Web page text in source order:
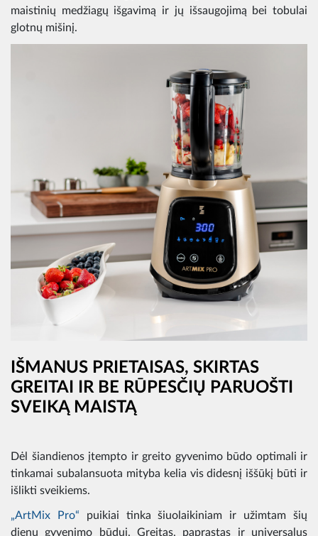
maistinių medžiagų išgavimą ir jų išsaugojimą bei tobulai
glotnų mišinį.
IŠMANUS PRIETAISAS, SKIRTAS
GREITAI IR BE RŪPESČIŲ PARUOŠTI
SVEIKĄ MAISTĄ
Dėl šiandienos įtempto ir greito gyvenimo būdo optimali ir
tinkamai subalansuota mityba kelia vis didesnį iššūkį būti ir
išlikti sveikiems.
„ArtMix Pro“ puikiai tinka šiuolaikiniam ir užimtam šių
dienų gyvenimo būdui. Greitas, paprastas ir universalus